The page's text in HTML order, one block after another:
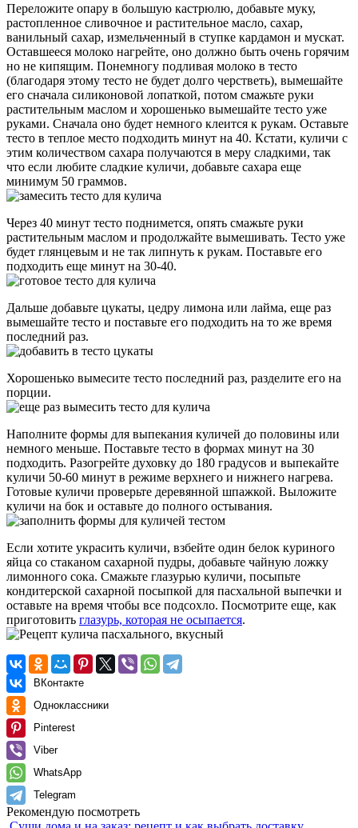
Переложите опару в большую кастрюлю, добавьте муку,
растопленное сливочное и растительное масло, сахар,
ванильный сахар, измельченный в ступке кардамон и мускат.
Оставшееся молоко нагрейте, оно должно быть очень горячим
но не кипящим. Понемногу подливая молоко в тесто
(благодаря этому тесто не будет долго черстветь), вымешайте
его сначала силиконовой лопаткой, потом смажьте руки
растительным маслом и хорошенько вымешайте тесто уже
руками. Сначала оно будет немного клеится к рукам. Оставьте
тесто в теплое место подходить минут на 40. Кстати, куличи с
этим количеством сахара получаются в меру сладкими, так
что если любите сладкие куличи, добавьте сахара еще
минимум 50 граммов.
Через 40 минут тесто поднимется, опять смажьте руки
растительным маслом и продолжайте вымешивать. Тесто уже
будет глянцевым и не так липнуть к рукам. Поставьте его
подходить еще минут на 30-40.
Дальше добавьте цукаты, цедру лимона или лайма, еще раз
вымешайте тесто и поставьте его подходить на то же время
последний раз.
Хорошенько вымесите тесто последний раз, разделите его на
порции.
Наполните формы для выпекания куличей до половины или
немного меньше. Поставьте тесто в формах минут на 30
подходить. Разогрейте духовку до 180 градусов и выпекайте
куличи 50-60 минут в режиме верхнего и нижнего нагрева.
Готовые куличи проверьте деревянной шпажкой. Выложите
куличи на бок и оставьте до полного остывания.
Если хотите украсить куличи, взбейте один белок куриного
яйца со стаканом сахарной пудры, добавьте чайную ложку
лимонного сока. Смажьте глазурью куличи, посыпьте
кондитерской сахарной посыпкой для пасхальной выпечки и
оставьте на время чтобы все подсохло. Посмотрите еще, как
приготовить глазурь, которая не осыпается.
ВКонтакте
Одноклассники
Pinterest
Viber
WhatsApp
Telegram
Рекомендую посмотреть